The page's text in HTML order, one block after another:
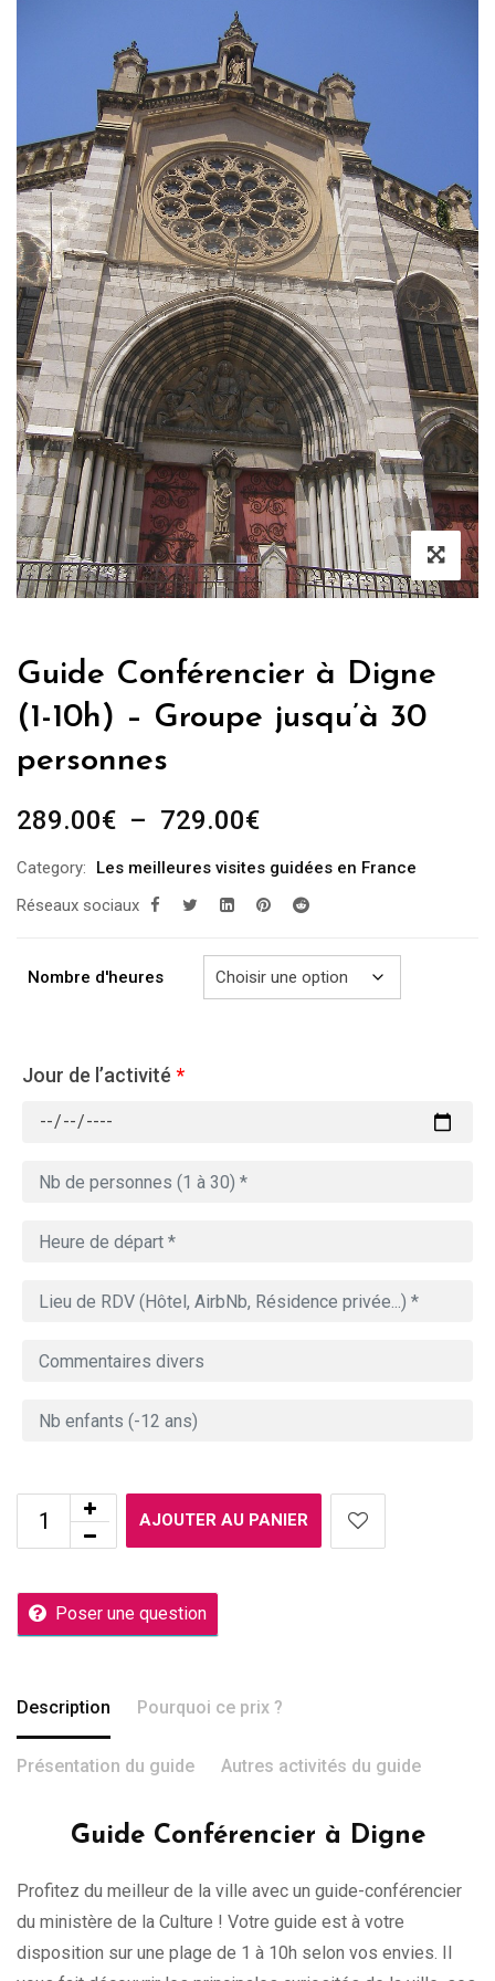
Guide Conférencier à Digne
(1-10h) – Groupe jusqu’à 30
personnes
289.00€ – 729.00€Plage
prix :
289.00€
729.00€
Category:
Les meilleures visites guidées en France
Réseaux sociaux
Nombre d'heures
Jour de l’activité *
AJOUTER AU PANIER
Poser une question
Description Pourquoi ce prix ?
Présentation du guide Autres activités du guide
Guide Conférencier à Digne
Profitez du meilleur de la ville avec un guide-conférencier
du ministère de la Culture ! Votre guide est à votre
disposition sur une plage de 1 à 10h selon vos envies. Il